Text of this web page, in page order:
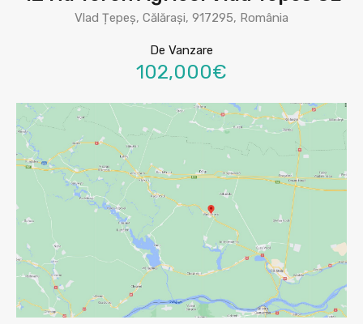
Vlad Țepeș, Călărași, 917295, România
De Vanzare
102,000€